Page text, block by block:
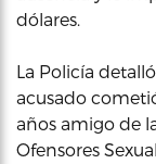
dólares.
La Policía
acusado
años amigo de
Ofensores